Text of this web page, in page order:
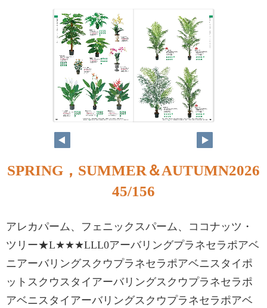
44 45
SPRING，SUMMER＆AUTUMN2026
45/156
アレカパーム、フェニックスパーム、ココナッツ・
ツリー★L★★★LLL0アーバリングプラネセラポアベ
ニアーバリングスクウプラネセラポアベニスタイポ
ットスクウスタイアーバリングスクウプラネセラポ
アベニスタイアーバリングスクウプラネセラポアベ